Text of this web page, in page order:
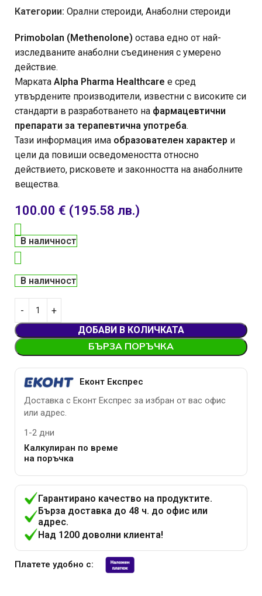
Категории: Орални стероиди, Анаболни стероиди
Primobolan (Methenolone) остава едно от най-
изследваните анаболни съединения с умерено
действие.
Марката Alpha Pharma Healthcare е сред
утвърдените производители, известни с високите си
стандарти в разработването на фармацевтични
препарати за терапевтична употреба.
Тази информация има образователен характер и
цели да повиши осведомеността относно
действието, рисковете и законността на анаболните
вещества.
100.00 € (195.58 лв.)
В наличност
В наличност
ДОБАВИ В КОЛИЧКАТА
БЪРЗА ПОРЪЧКА
Еконт Експрес
Доставка с Еконт Експрес за избран от вас офис
или адрес.
1-2 дни
Калкулиран по време
на поръчка
Гарантирано качество на продуктите.
Бърза доставка до 48 ч. до офис или
адрес.
Над 1200 доволни клиента!
Платете удобно с: